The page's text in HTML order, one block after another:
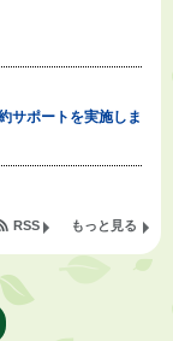
サポートを実施しま
館）講座のお知らせ
ない～
もっと見る
RSS